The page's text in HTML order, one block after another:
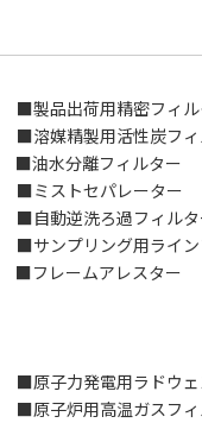
用精密フィル
製用活性炭フィ
水分離フィルター
セパレーター
ろ過フィルタ
リング用ラインフ
ムアレスター
発電用ラドウェス
炉用高温ガスフィ